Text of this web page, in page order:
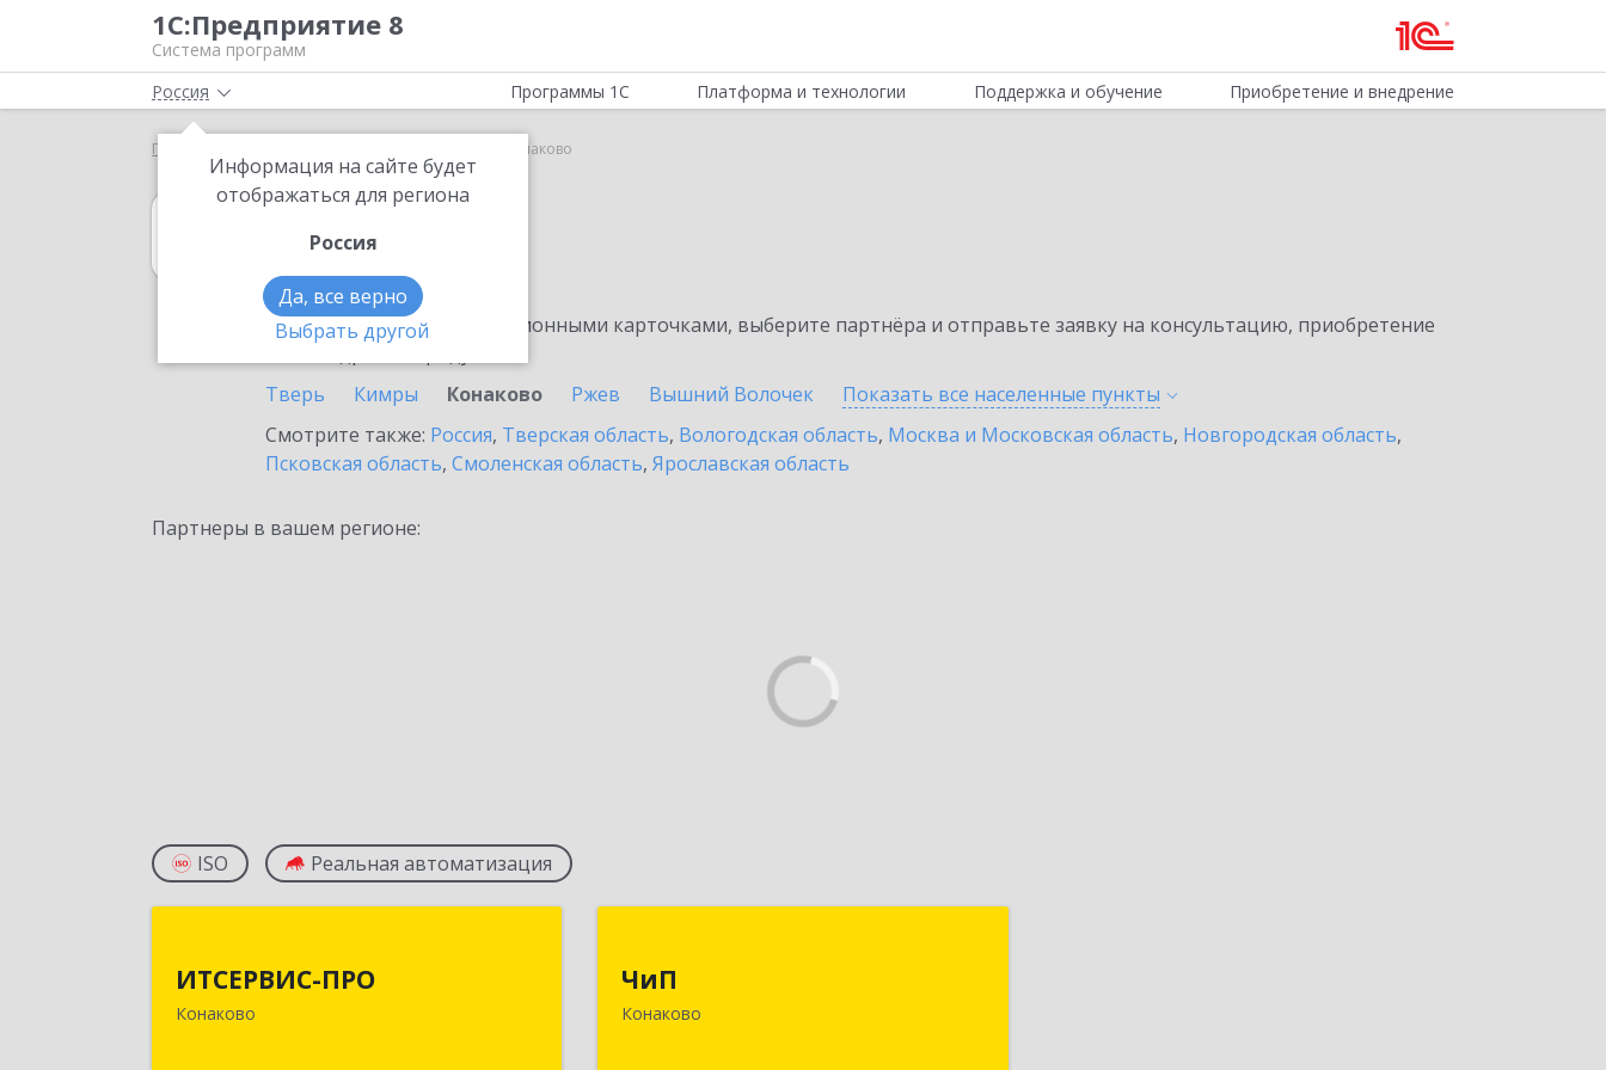
1С:Предприятие 8
Система программ
Россия
Информация на сайте будет
отображаться для региона
Россия
Да, все верно
Выбрать другой
Программы 1С Платформа и технологии Поддержка и обучение Приобретение и внедрение
Главная Конаково
1С:MDM КОРП
в Конаково
Ознакомьтесь с информационными карточками, выберите партнёра и отправьте заявку на консультацию, приобретение
Тверь
Кимры Конаково Ржев Вышний Волочек Показать все населенные пункты
Смотрите также: Россия, Тверская область, Вологодская область, Москва и Московская область, Новгородская область,
Псковская область, Смоленская область, Ярославская область
Партнеры в вашем регионе:
ISO Реальная автоматизация
ИТСЕРВИС-ПРО
Конаково
н, Конаково г, Учебная ул, дом № 17,
ЧиП
Конаково
н, Конаково г, Энергетиков ул, дом №